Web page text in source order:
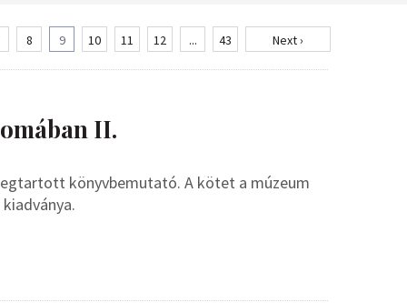
8 9 10 11 12 ... 43 Next ›
II.
könyvbemutató. A kötet a múzeum